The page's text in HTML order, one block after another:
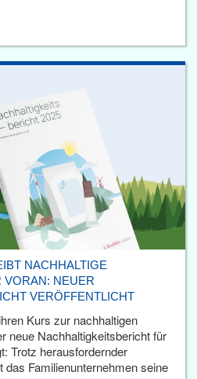
NACHHALTIGE
VORAN: NEUER
VERÖFFENTLICHT
Kurs zur nachhaltigen
neue Nachhaltigkeitsbericht für
Trotz herausfordernder
das Familienunternehmen seine